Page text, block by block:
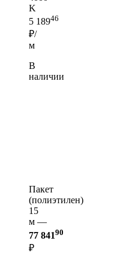
K
5 18946
₽/
м
В
наличии
Пакет
(полиэтилен)
15
м —
77 84190
₽